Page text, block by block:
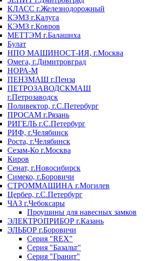
КЛАСС г.Железнодорожный
КЭМЗ г.Калуга
КЭМЗ г.Ковров
МЕТТЭМ г.Балашиха
Булат
НПО МАШИНОСТ-ИЯ, г.Москва
Омега, г.Димитровград
НОРА-М
ПЕНЗМАШ г.Пенза
ПЕТРОЗАВОДСКМАШ
г.Петрозаводск
Поливектор, г.С.Петербург
ПРОСАМ г.Рязань
РИГЕЛЬ г.С.Петербург
РИФ, г.Челябинск
Роста, г.Челябинск
Сезам-Ко г.Москва
Киров
Сенат, г.Новосибирск
Симеко, г.Боровичи
СТРОММАШИНА г.Могилев
Цербер, г.С.Петербург
ЧАЗ г.Чебоксары
Проушины для навесных замков
ЭЛЕКТРОПРИБОР г.Казань
ЭЛЬБОР г.Боровичи
Серия "REX"
Серия "Базальт"
Серия "Гранит"